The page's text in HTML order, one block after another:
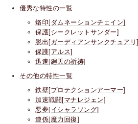
優秀な特性の一覧
烙印[ダムネーションチェイン]
保護[シークレットサンダー]
脱出[ガーディアンサンクチュアリ]
保護[アルス]
迅速[廻天の祈祷]
その他の特性一覧
鉄壁[プロテクションアーマー]
加速戦闘[マナレジェン]
悪夢[イシャラソング]
連係[魔力回復]